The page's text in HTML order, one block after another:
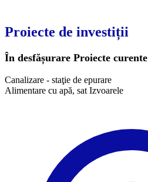
Proiecte de investiții
În desfășurare Proiecte curente
Canalizare - staţie de epurare
Alimentare cu apă, sat Izvoarele